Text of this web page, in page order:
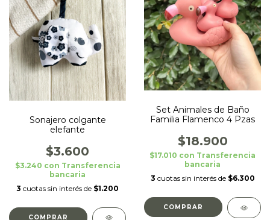
Sonajero colgante
elefante
$3.600
$3.240 con Transferencia
bancaria
3 cuotas sin interés de $1.200
Set Animales de Baño
Familia Flamenco 4 Pzas
$18.900
$17.010 con Transferencia
bancaria
3 cuotas sin interés de $6.300